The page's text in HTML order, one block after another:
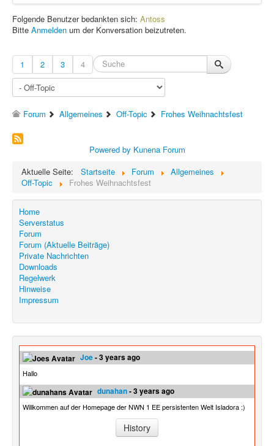
Folgende Benutzer bedankten sich: Antoss
Bitte Anmelden um der Konversation beizutreten.
1 2 3 4
Forum Allgemeines Off-Topic Frohes Weihnachtsfest
Powered by Kunena Forum
Aktuelle Seite:
Startseite Forum
Allgemeines
Off-Topic
Frohes Weihnachtsfest
Home
Serverstatus
Forum
Forum (Aktuelle Beiträge)
Private Nachrichten
Downloads
Regelwerk
Hinweise
Impressum
Joe- 3 years ago
Hallo
dunahan- 3 years ago
Willkommen auf der Homepage der NWN 1 EE persistenten Welt Isladora :)
History